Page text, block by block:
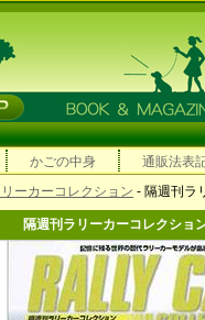
かごの中身 通販法表
ーカーコレクション - 隔週刊ラ
隔週刊ラリーカーコレクシ